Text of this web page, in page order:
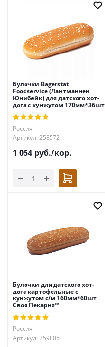
Булочки Bagerstat
Foodservice (Лантманнен
Юнибейк) для датского хот-
дога с кунжутом 170мм*36шт
Россия
Артикул: 258572
1 054 руб./кор.
Булочки для датского хот-
дога картофельные с
кунжутом с/м 160мм*60шт
Своя Пекарня™
Россия
Артикул: 259805